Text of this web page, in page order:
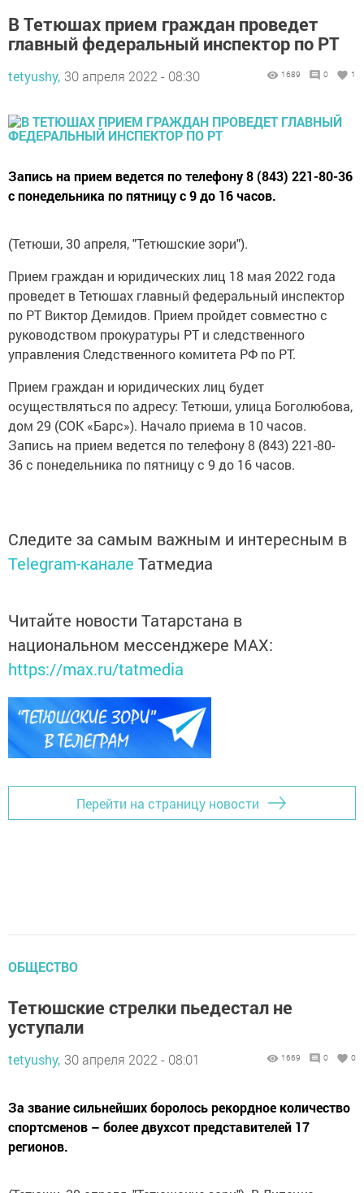
В Тетюшах прием граждан проведет
главный федеральный инспектор по РТ
tetyushy, 30 апреля 2022 - 08:30 1689 0 1
Запись на прием ведется по телефону 8 (843) 221-80-36
с понедельника по пятницу с 9 до 16 часов.
(Тетюши, 30 апреля, "Тетюшские зори").
Прием граждан и юридических лиц 18 мая 2022 года
проведет в Тетюшах главный федеральный инспектор
по РТ Виктор Демидов. Прием пройдет совместно с
руководством прокуратуры РТ и следственного
управления Следственного комитета РФ по РТ.
Прием граждан и юридических лиц будет
осуществляться по адресу: Тетюши, улица Боголюбова,
дом 29 (СОК «Барс»). Начало приема в 10 часов.
Запись на прием ведется по телефону 8 (843) 221-80-
36 с понедельника по пятницу с 9 до 16 часов.
Следите за самым важным и интересным в
Telegram-канале Татмедиа
Читайте новости Татарстана в
национальном мессенджере MАХ:
https://max.ru/tatmedia
Перейти на страницу новости
ОБЩЕСТВО
Тетюшские стрелки пьедестал не
уступали
tetyushy, 30 апреля 2022 - 08:01 1669 0 0
За звание сильнейших боролось рекордное количество
спортсменов – более двухсот представителей 17
регионов.